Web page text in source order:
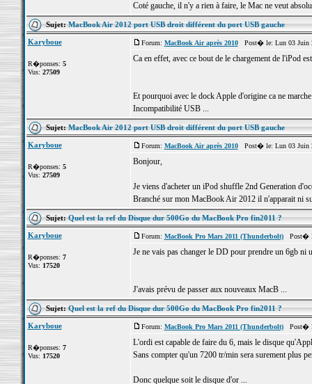
Coté gauche, il n'y a rien à faire, le Mac ne veut
Sujet:MacBook Air 2012 port USB droit différent du port USB gauche
Karyboue
R�ponses: 5
Vus: 27509
Forum: MacBook Air après 2010Post� le: Lun 03 Juin
Ca en effet, avec ce bout de le chargement de l'iPod
Et pourquoi avec le dock Apple d'origine ca ne marche
Incompatibilité USB ...
Sujet:MacBook Air 2012 port USB droit différent du port USB gauche
Karyboue
R�ponses: 5
Vus: 27509
Forum: MacBook Air après 2010Post� le: Lun 03 Juin
Bonjour,
Je viens d'acheter un iPod shuffle 2nd Generation
Branché sur mon MacBook Air 2012 il n'apparait ni
Sujet:Quel est la ref du Disque dur 500Go du MacBook Pro fin2011 ?
Karyboue
R�ponses: 7
Vus: 17520
Forum: MacBook Pro Mars 2011 (Thunderbolt)Post�
Je ne vais pas changer le DD pour prendre un 6gb ni
J'avais prévu de passer aux nouveaux MacB ...
Sujet:Quel est la ref du Disque dur 500Go du MacBook Pro fin2011 ?
Karyboue
R�ponses: 7
Vus: 17520
Forum: MacBook Pro Mars 2011 (Thunderbolt)Post�
L'ordi est capable de faire du 6, mais le disque
Sans compter qu'un 7200 tr/min sera surement plus
Donc quelque soit le disque d'or ...